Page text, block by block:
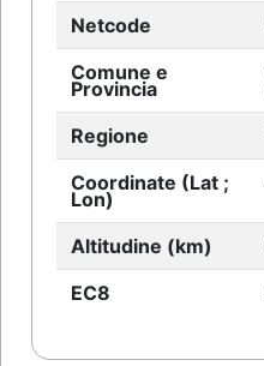
Netcode
Comune e
Provincia
Regione
Coordinate (Lat ;
Lon)
Altitudine (km)
EC8